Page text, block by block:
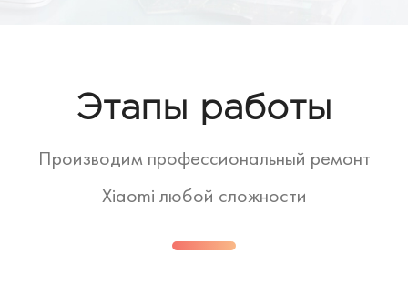
Этапы работы
Производим профессиональный ремонт
Xiaomi любой сложности